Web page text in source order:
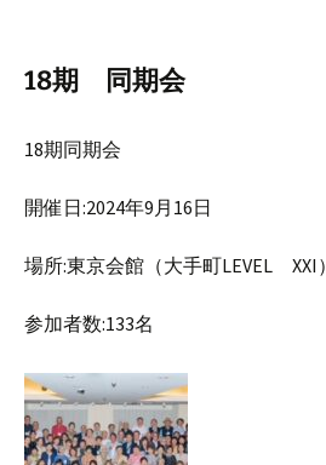
18期 同期会
18期同期会
開催日:2024年9月16日
場所:東京会館（大手町LEVEL XXI）
参加者数:133名